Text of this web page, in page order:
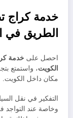
خدمة كراج
الطريق في
احصل على خدمة
الكويت، واستمتع
مكان داخل الكويت.
التفكير في نقل
وخاصة عند